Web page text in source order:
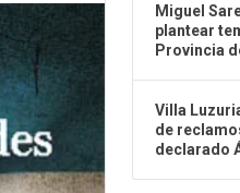
Miguel
plantear
Provincia
Villa
de
declarado